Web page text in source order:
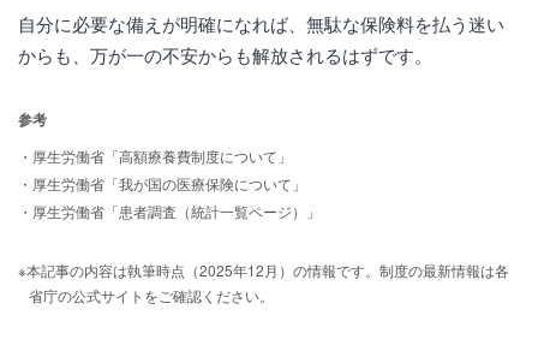
自分に必要な備えが明確になれば、無駄な保険料を払う迷い
からも、万が一の不安からも解放されるはずです。
参考
・厚生労働省「高額療養費制度について」
・厚生労働省「我が国の医療保険について」
・厚生労働省「患者調査（統計一覧ページ）」
※本記事の内容は執筆時点（2025年12月）の情報です。制度の最新情報は各
省庁の公式サイトをご確認ください。